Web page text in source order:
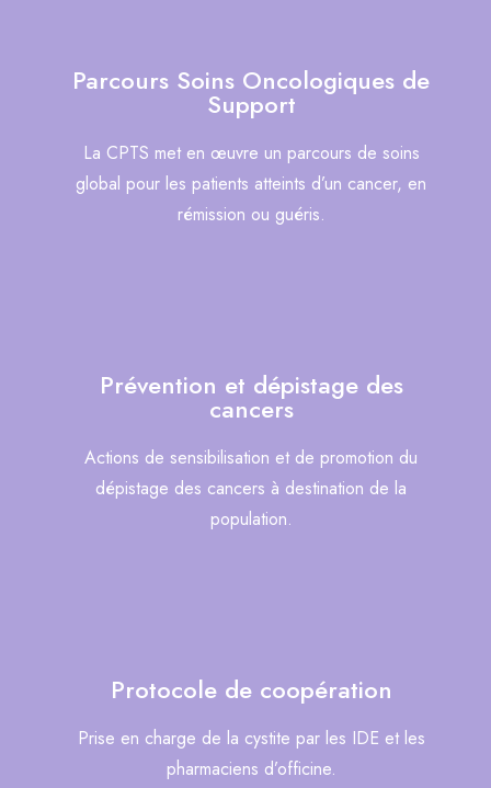
Parcours Soins Oncologiques de
Support
La CPTS met en œuvre un parcours de soins
global pour les patients atteints d’un cancer, en
rémission ou guéris.
Prévention et dépistage des
cancers
Actions de sensibilisation et de promotion du
dépistage des cancers à destination de la
population.
Protocole de coopération
Prise en charge de la cystite par les IDE et les
pharmaciens d’officine.